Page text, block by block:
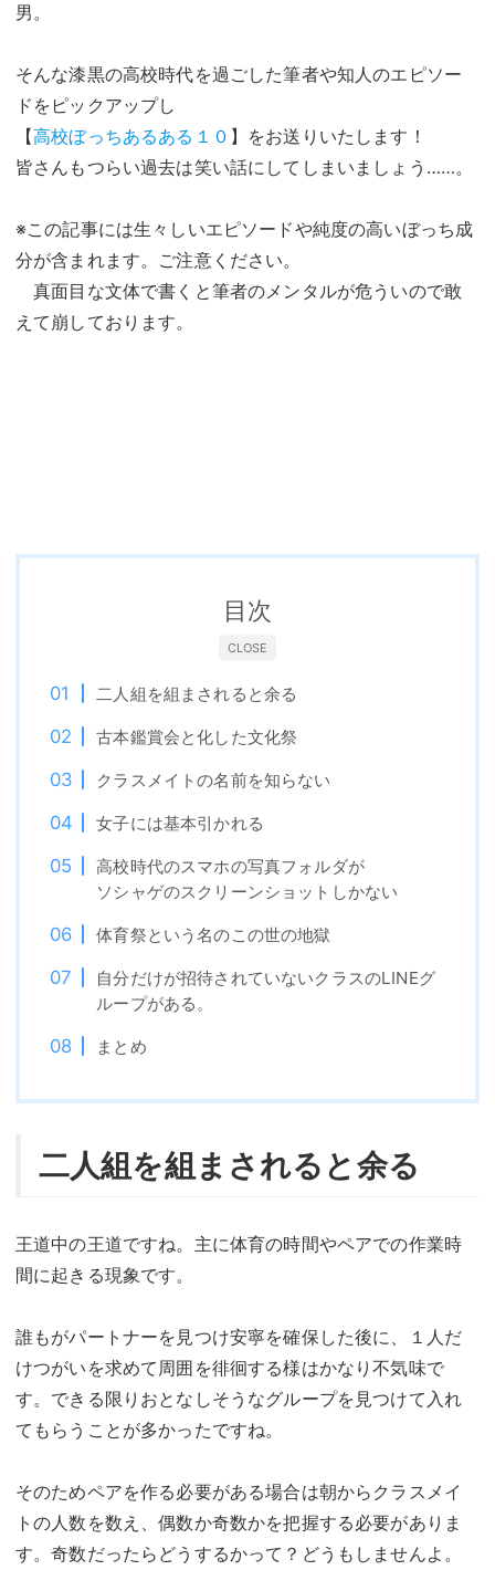
男。
そんな漆黒の高校時代を過ごした筆者や知人のエピソー
ドをピックアップし
【高校ぼっちあるある１０ 】をお送りいたします！
皆さんもつらい過去は笑い話にしてしまいましょう……。
※この記事には生々しいエピソードや純度の高いぼっち成
分が含まれます。ご注意ください。
真面目な文体で書くと筆者のメンタルが危ういので敢
えて崩しております。
CLOSE
目次
二人組を組まされると余る
古本鑑賞会と化した文化祭
クラスメイトの名前を知らない
女子には基本引かれる
高校時代のスマホの写真フォルダが
ソシャゲのスクリーンショットしかない
体育祭という名のこの世の地獄
自分だけが招待されていないクラスのLINEグ
ループがある。
まとめ
二人組を組まされると余る
王道中の王道ですね。主に体育の時間やペアでの作業時
間に起きる現象です。
誰もがパートナーを見つけ安寧を確保した後に、１人だ
けつがいを求めて周囲を徘徊する様はかなり不気味で
す。できる限りおとなしそうなグループを見つけて入れ
てもらうことが多かったですね。
そのためペアを作る必要がある場合は朝からクラスメイ
トの人数を数え、偶数か奇数かを把握する必要がありま
す。奇数だったらどうするかって？どうもしませんよ。